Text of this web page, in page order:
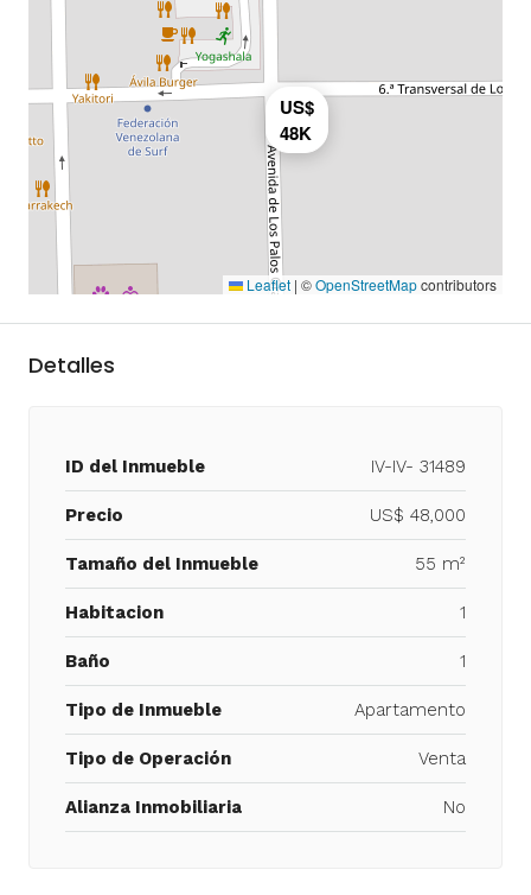
US$
48K
Leaflet | ©OpenStreetMapcontributors
Detalles
ID del Inmueble IV-IV- 31489
Precio US$ 48,000
Tamaño del Inmueble 55 m²
Habitacion 1
Baño 1
Tipo de Inmueble Apartamento
Tipo de Operación Venta
Alianza Inmobiliaria No